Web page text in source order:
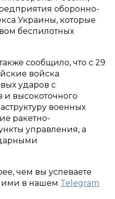
оборонно-
Украины, которые
беспилотных
сообщило, что с 29
войска
ударов с
высокоточного
военных
ракетно-
управления, а
чем вы успеваете
в нашем Telegram